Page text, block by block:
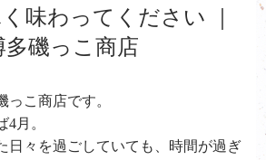
味わってください ｜
多磯っこ商店
っこ商店です。
4月。
日々を過ごしていても、時間が過ぎ